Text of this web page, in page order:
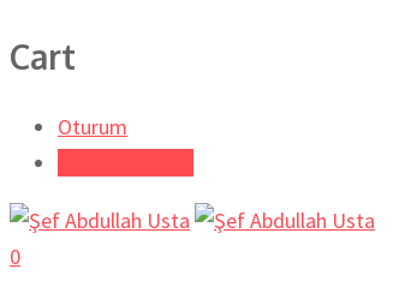
Cart
Oturum
0